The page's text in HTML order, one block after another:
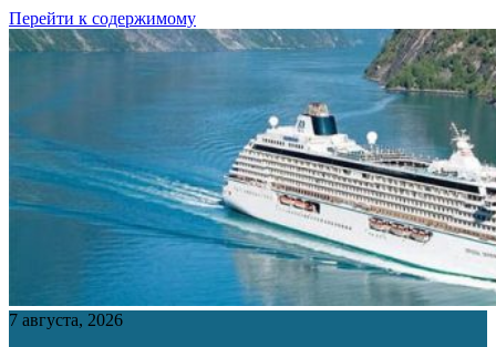
Перейти к содержимому
7 августа, 2026